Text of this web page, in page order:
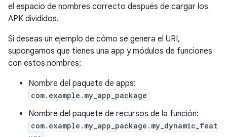
el espacio de nombres correcto después de cargar los
APK divididos.
Si deseas un ejemplo de cómo se genera el URI,
supongamos que tienes una app y módulos de funciones
con estos nombres:
Nombre del paquete de apps:
com.example.my_app_package
Nombre del paquete de recursos de la función:
com.example.my_app_package.my_dynamic_feat